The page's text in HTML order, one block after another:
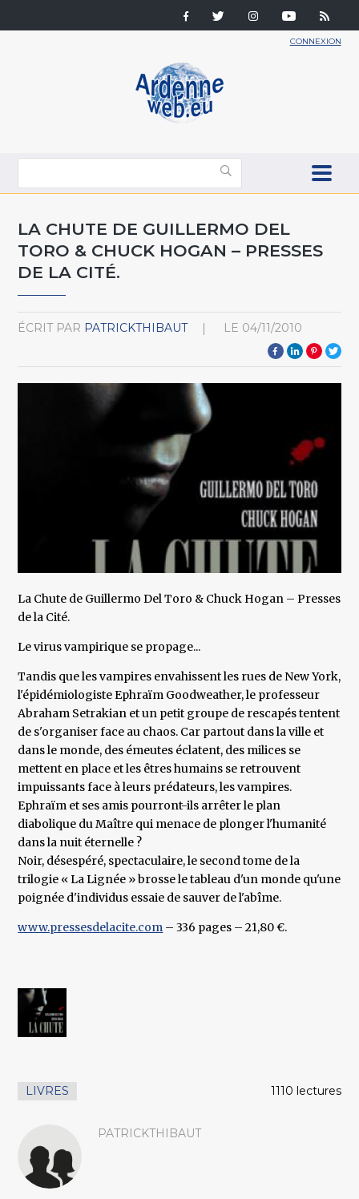
CONNEXION
LA CHUTE DE GUILLERMO DEL
TORO & CHUCK HOGAN – PRESSES
DE LA CITÉ.
ÉCRIT PAR PATRICKTHIBAUT LE 04/11/2010
La Chute de Guillermo Del Toro & Chuck Hogan – Presses
de la Cité.
Le virus vampirique se propage...
Tandis que les vampires envahissent les rues de New York,
l'épidémiologiste Ephraïm Goodweather, le professeur
Abraham Setrakian et un petit groupe de rescapés tentent
de s'organiser face au chaos. Car partout dans la ville et
dans le monde, des émeutes éclatent, des milices se
mettent en place et les êtres humains se retrouvent
impuissants face à leurs prédateurs, les vampires.
Ephraïm et ses amis pourront-ils arrêter le plan
diabolique du Maître qui menace de plonger l'humanité
dans la nuit éternelle ?
Noir, désespéré, spectaculaire, le second tome de la
trilogie « La Lignée » brosse le tableau d'un monde qu'une
poignée d'individus essaie de sauver de l'abîme.
www.pressesdelacite.com – 336 pages – 21,80 €.
LIVRES 1110 lectures
PATRICKTHIBAUT